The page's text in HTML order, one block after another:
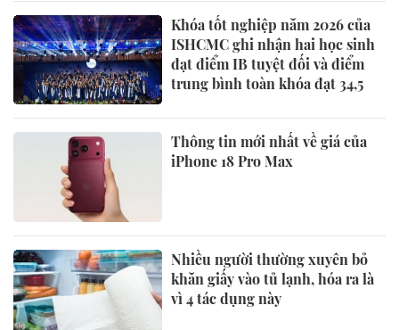
Khóa tốt nghiệp năm 2026 của
ISHCMC ghi nhận hai học sinh
đạt điểm IB tuyệt đối và điểm
trung bình toàn khóa đạt 34,5
Thông tin mới nhất về giá của
iPhone 18 Pro Max
Nhiều người thường xuyên bỏ
khăn giấy vào tủ lạnh, hóa ra là
vì 4 tác dụng này